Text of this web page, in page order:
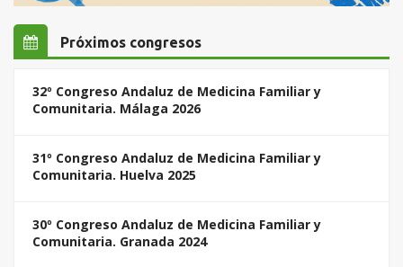
Próximos congresos
32º Congreso Andaluz de Medicina Familiar y
Comunitaria. Málaga 2026
31º Congreso Andaluz de Medicina Familiar y
Comunitaria. Huelva 2025
30º Congreso Andaluz de Medicina Familiar y
Comunitaria. Granada 2024